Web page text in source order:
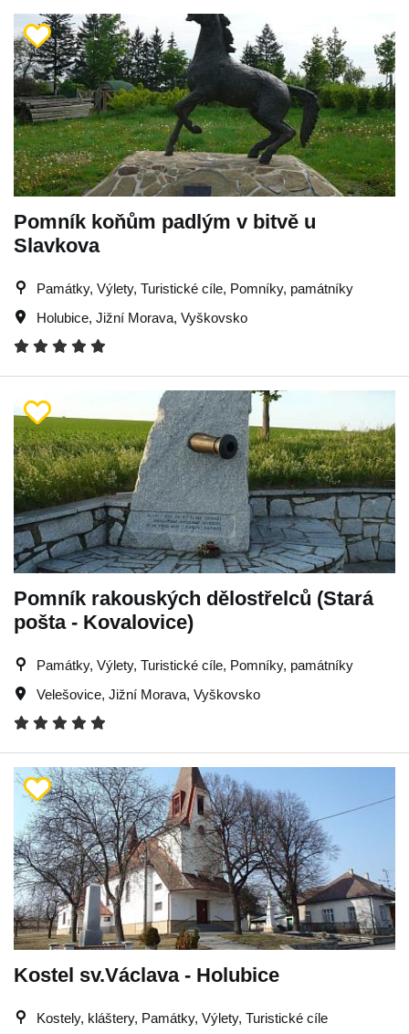
Pomník koňům padlým v bitvě u
Slavkova
Památky, Výlety, Turistické cíle, Pomníky, památníky
Holubice, Jižní Morava, Vyškovsko
Pomník rakouských dělostřelců (Stará
pošta - Kovalovice)
Památky, Výlety, Turistické cíle, Pomníky, památníky
Velešovice, Jižní Morava, Vyškovsko
Kostel sv.Václava - Holubice
Kostely, kláštery, Památky, Výlety, Turistické cíle